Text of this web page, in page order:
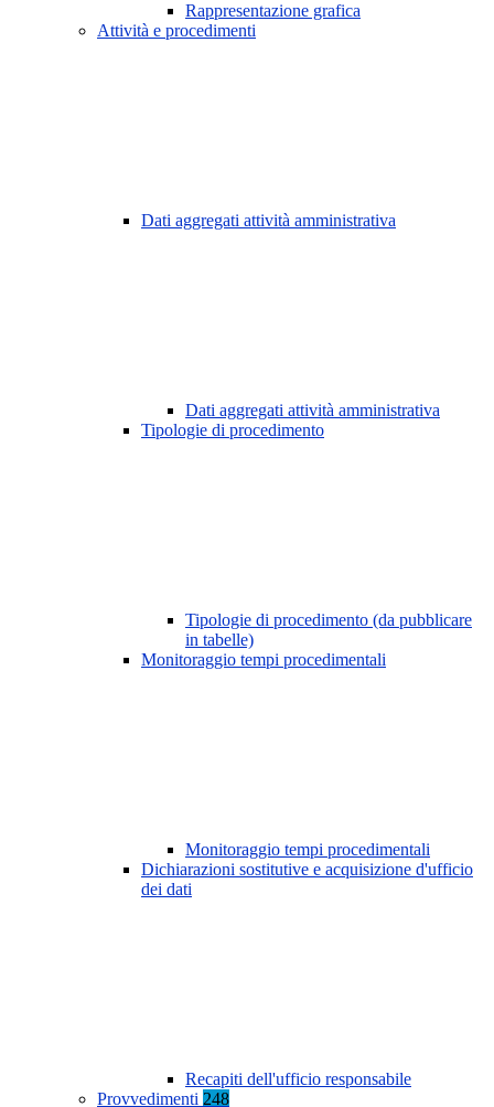
Rappresentazione grafica
Attività e procedimenti
Dati aggregati attività amministrativa
Dati aggregati attività amministrativa
Tipologie di procedimento
Tipologie di procedimento (da pubblicare
in tabelle)
Monitoraggio tempi procedimentali
Monitoraggio tempi procedimentali
Dichiarazioni sostitutive e acquisizione d'ufficio
dei dati
Recapiti dell'ufficio responsabile
Provvedimenti 248